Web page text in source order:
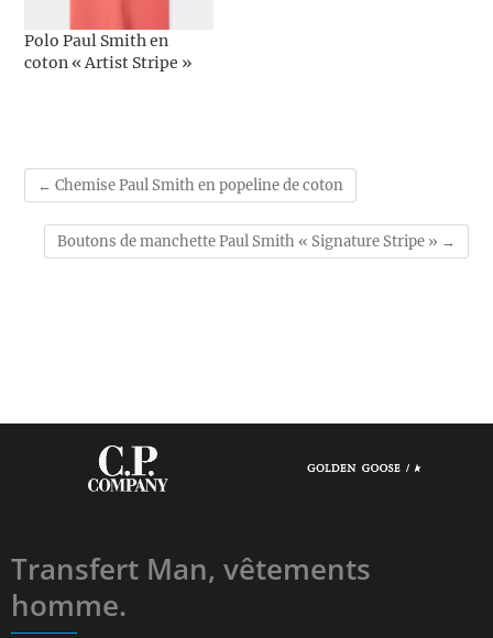
Polo Paul Smith en
coton « Artist Stripe »
← Chemise Paul Smith en popeline de coton
Boutons de manchette Paul Smith « Signature Stripe » →
Transfert Man, vêtements
homme.